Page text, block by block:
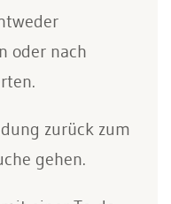
oder nach
zurück zum
gehen.